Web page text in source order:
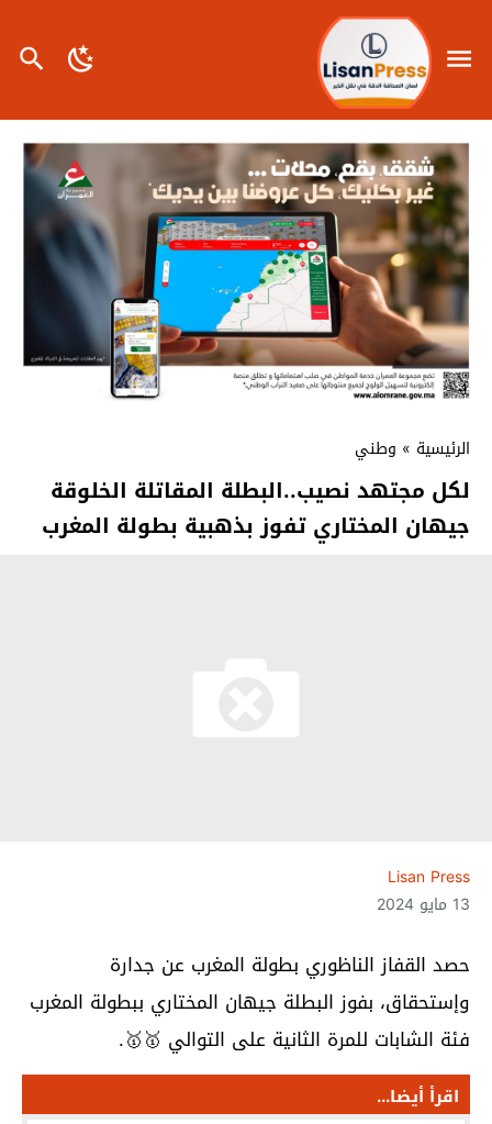
الرئيسية » وطني
لكل مجتهد نصيب..البطلة المقاتلة الخلوقة
جيهان المختاري تفوز بذهبية بطولة المغرب
Lisan Press
13 مايو 2024
حصد القفاز الناظوري بطولة المغرب عن جدارة
وإستحقاق، بفوز البطلة جيهان المختاري ببطولة المغرب
فئة الشابات للمرة الثانية على التوالي 🥇🥇.
اقرأ أيضا...